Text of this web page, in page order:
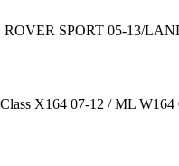
ROVER SPORT 05-13/
X164 07-12 / ML